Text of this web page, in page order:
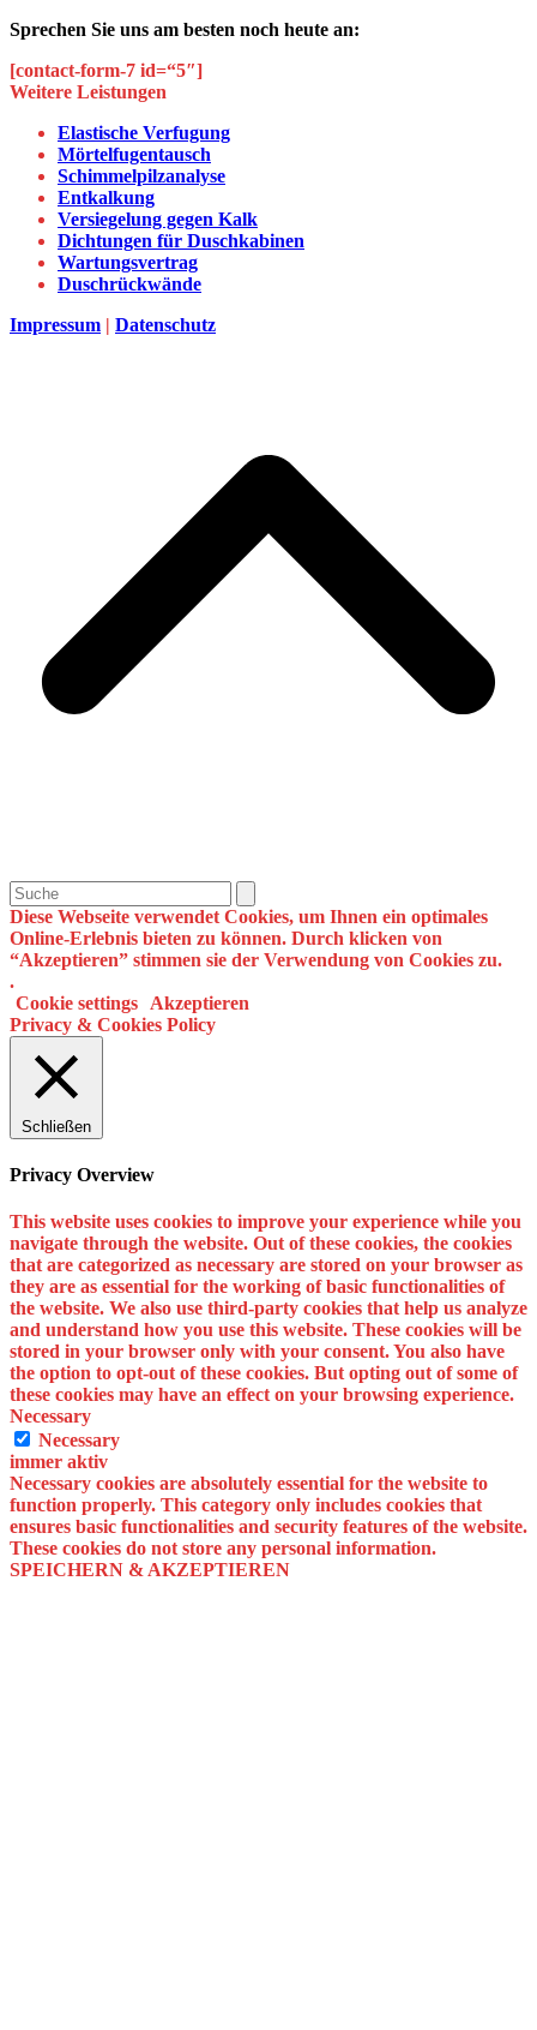
Sprechen Sie uns am besten noch heute an:
[contact-form-7 id=“5″]
Weitere Leistungen
Elastische Verfugung
Mörtelfugentausch
Schimmelpilzanalyse
Entkalkung
Versiegelung gegen Kalk
Dichtungen für Duschkabinen
Wartungsvertrag
Duschrückwände
Impressum | Datenschutz
Search
Diese Webseite verwendet Cookies, um Ihnen ein optimales
Online-Erlebnis bieten zu können. Durch klicken von
“Akzeptieren” stimmen sie der Verwendung von Cookies zu.
.
Cookie settings
Akzeptieren
Privacy & Cookies Policy
Schließen
Privacy Overview
This website uses cookies to improve your experience while you
navigate through the website. Out of these cookies, the cookies
that are categorized as necessary are stored on your browser as
they are as essential for the working of basic functionalities of
the website. We also use third-party cookies that help us analyze
and understand how you use this website. These cookies will be
stored in your browser only with your consent. You also have
the option to opt-out of these cookies. But opting out of some of
these cookies may have an effect on your browsing experience.
Necessary
Necessary
immer aktiv
Necessary cookies are absolutely essential for the website to
function properly. This category only includes cookies that
ensures basic functionalities and security features of the website.
These cookies do not store any personal information.
SPEICHERN & AKZEPTIEREN